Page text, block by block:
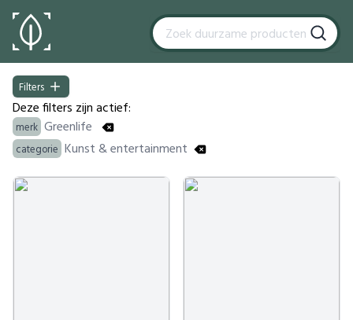
Filters
Filters
Deze filters zijn actief:
merk Greenlife
categorie Kunst & entertainment
Products